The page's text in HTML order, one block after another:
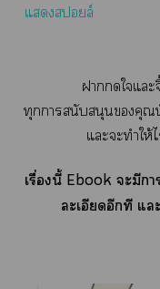
แสล์
าใแ
ทุกาสนับสนุนคุณ
แะะทำใ
เรื่องนี้ Ebook ะมีา
ละเอียดอีกที แ